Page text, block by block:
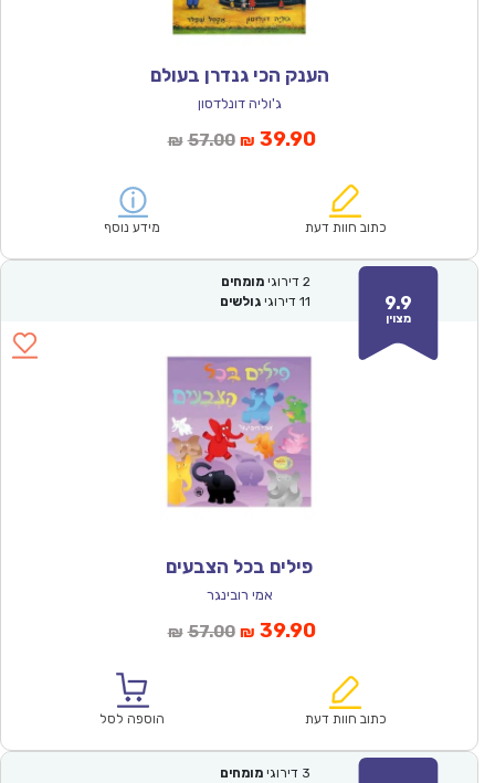
הענק הכי גנדרן בעולם
ג'וליה דונלדסון
₪ 57.00המחיר
₪57.00.
₪ 39.90המחיר
הוא:
כתוב חוות דעת מידע נוסף
9.9
מצוין
2 דירוגי מומחים
11 דירוגי גולשים
פילים בכל הצבעים
אמי רובינגר
₪ 57.00המחיר
₪57.00.
₪ 39.90המחיר
הוא:
כתוב חוות דעת הוספה לסל
3 דירוגי מומחים